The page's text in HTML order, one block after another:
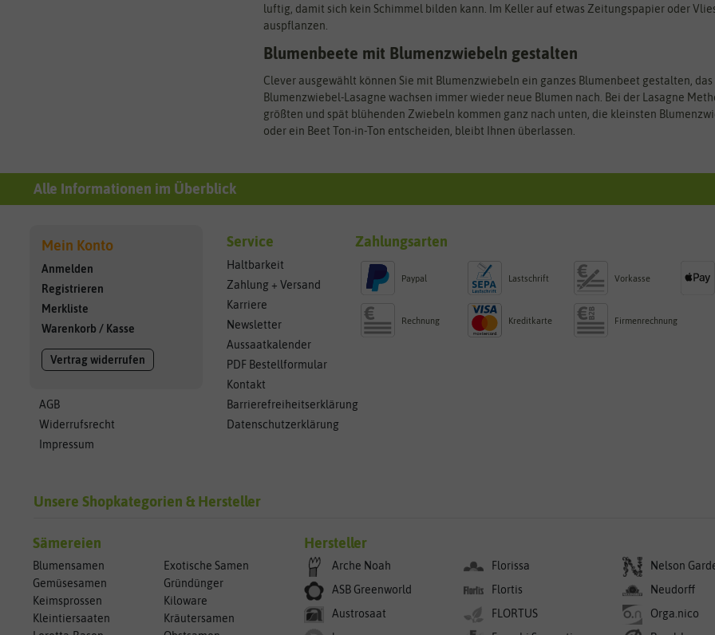
luftig, damit sich kein Schimmel bilden kann. Im Keller auf etwas Zeitungspapier oder
auspflanzen.
Blumenbeete mit Blumenzwiebeln gestalten
Clever ausgewählt können Sie mit Blumenzwiebeln ein ganzes Blumenbeet gestalten,
Blumenzwiebel-Lasagne wachsen immer wieder neue Blumen nach. Bei der Lasagne
größten und spät blühenden Zwiebeln kommen ganz nach unten, die kleinsten
oder ein Beet Ton-in-Ton entscheiden, bleibt Ihnen überlassen.
Alle Informationen im Überblick
Mein Konto
Anmelden
Registrieren
Merkliste
Warenkorb / Kasse
Vertrag widerrufen
AGB
Widerrufsrecht
Impressum
Service
Haltbarkeit
Zahlung + Versand
Karriere
Newsletter
Aussaatkalender
PDF Bestellformular
Kontakt
Barrierefreiheitserklärung
Datenschutzerklärung
Zahlungsarten
Paypal Lastschrift Vorkasse
Rechnung Kreditkarte Firmenrechnung
Unsere Shopkategorien & Hersteller
Sämereien
Blumensamen
Exotische Samen
Gemüsesamen
Gründünger
Keimsprossen
Kiloware
Kleintiersaaten
Kräutersamen
Hersteller
Arche Noah
ASB Greenworld
Austrosaat
Florissa
Flortis
FLORTUS
Nelson
Neudorff
Orga.nico